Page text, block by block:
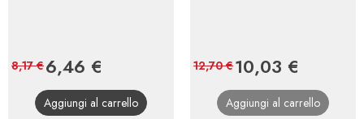
Prezzo
6,46 €
base
8,17 €
Aggiungi al carrello
Prezzo
10,03 €
base
12,70 €
Aggiungi al carrello